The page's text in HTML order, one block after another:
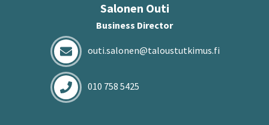
Sa­lo­nen Outi
Business Director
outi.salonen@taloustutkimus.fi
010 758 5425